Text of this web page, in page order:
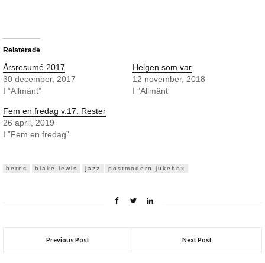
Relaterade
Årsresumé 2017
30 december, 2017
I ”Allmänt”
Helgen som var
12 november, 2018
I ”Allmänt”
Fem en fredag v.17: Rester
26 april, 2019
I ”Fem en fredag”
berns blake lewis jazz postmodern jukebox
Previous Post Next Post